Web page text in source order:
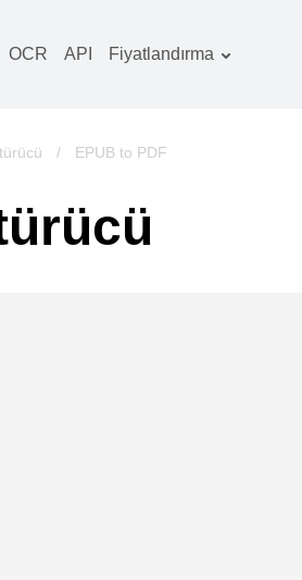
OCR API Fiyatlandırma
/ EPUB to PDF